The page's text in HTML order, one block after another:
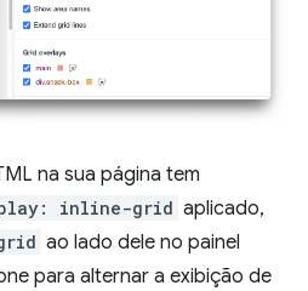
na sua página tem
inline-grid aplicado,
ao lado dele no painel
para alternar a exibição de